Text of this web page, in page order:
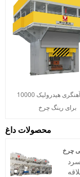
پرس آهنگری هیدرولیک 10000T
برای رینگ چرخ
محصولات داغ